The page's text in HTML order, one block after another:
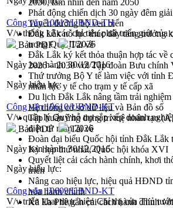
2030, tầm nhìn đến năm 2050
Phát động chiến dịch 30 ngày đêm
Tuyến đường bộ ven biển
Đắk Lắk nỗ lực thúc đẩy tăng trưởng
trong Quý II/2026
Đắk Lắk ký kết thỏa thuận hợp tác về
2026 – 2030 với Tập đoàn Bưu chính
Thứ trưởng Bộ Y tế làm việc với tỉnh
nhân lực y tế cho trạm y tế cấp xã
Du lịch Đắk Lắk nâng tầm trải nghiệm
Hệ thống cơ sở dữ liệu và Bản đồ số
Tập huấn ứng dụng trí tuệ nhân tạo
điện tử năm 2026
Đoàn đại biểu Quốc hội tỉnh Đắk Lắk
Kỳ họp thứ nhất, Quốc hội khóa XVI
Quyết liệt cải cách hành chính, khơi
triển
Nâng cao hiệu lực, hiệu quả HĐND
hóa hành chính
Xã Ea Phê gắn cải cách hành chính
Công văn 10613/UBND-TH
V/v thống kê các chỉ tiêu phát triển giới của
Bản PDF
Tải về
Ngày ban hành:30/12/2016
Ngày hiệu lực:
Công văn 10610/UBND-KT
V/v quản lý Quỹ hỗ trợ sắp xếp doanh
Bản PDF
Tải về
Ngày ban hành:30/12/2016
Ngày hiệu lực:
Công văn 10609/UBND-KT
V/v triển khai thực hiện Chỉ thị của Thủ